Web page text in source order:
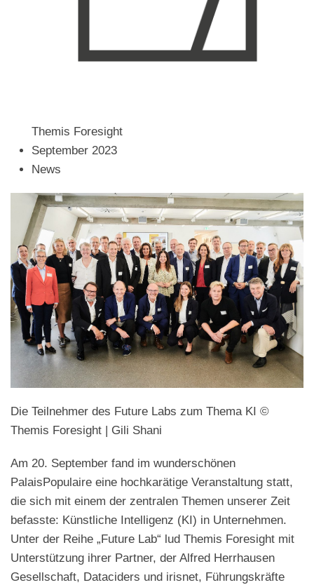
Themis Foresight
September 2023
News
Die Teilnehmer des Future Labs zum Thema KI ©
Themis Foresight | Gili Shani
Am 20. September fand im wunderschönen
PalaisPopulaire eine hochkarätige Veranstaltung statt,
die sich mit einem der zentralen Themen unserer Zeit
befasste: Künstliche Intelligenz (KI) in Unternehmen.
Unter der Reihe „Future Lab“ lud Themis Foresight mit
Unterstützung ihrer Partner, der Alfred Herrhausen
Gesellschaft, Dataciders und irisnet, Führungskräfte